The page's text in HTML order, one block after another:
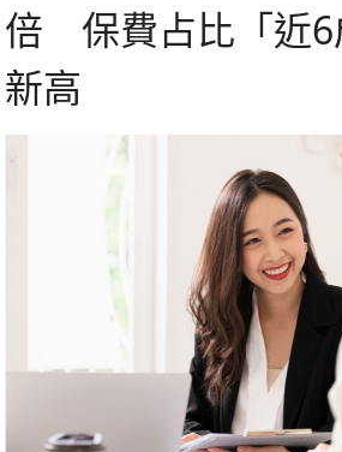
倍 保費占比「近6
新高